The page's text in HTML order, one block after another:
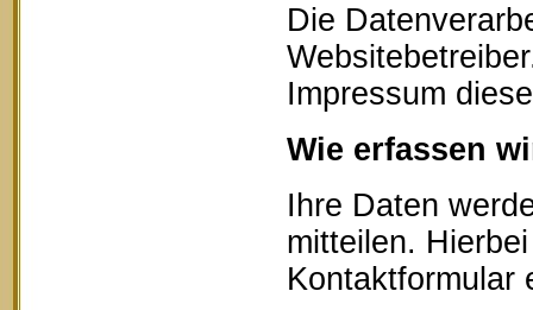
Die
Impressum
Wie erfassen
Ihre Daten
mitteilen.
Kontaktformular